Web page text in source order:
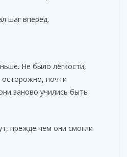
шаг вперёд.
Не было лёгкости,
почти
заново учились быть
прежде чем они смогли